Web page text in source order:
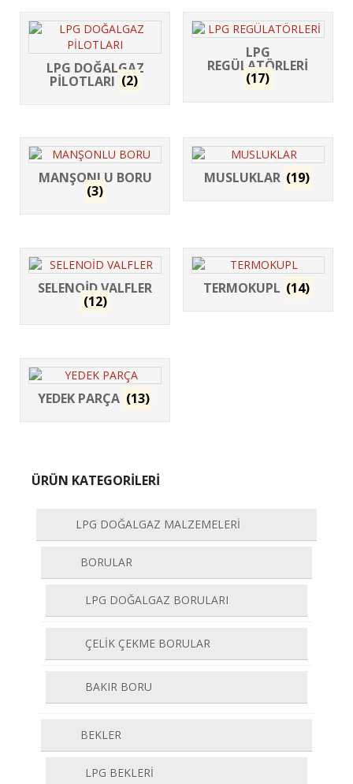
LPG DOĞALGAZ
PİLOTLARI (2)
LPG
REGÜLATÖRLERİ
(17)
MANŞONLU BORU
(3)
MUSLUKLAR (19)
SELENOİD VALFLER
(12)
TERMOKUPL (14)
YEDEK PARÇA (13)
ÜRÜN KATEGORİLERİ
LPG DOĞALGAZ MALZEMELERİ
BORULAR
LPG DOĞALGAZ BORULARI
ÇELİK ÇEKME BORULAR
BAKIR BORU
BEKLER
LPG BEKLERİ